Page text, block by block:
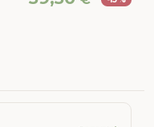
prezzo